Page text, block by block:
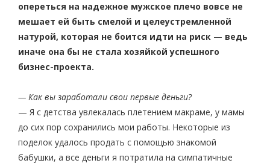
опереться на надежное мужское плечо вовсе не
мешает ей быть смелой и целеустремленной
натурой, которая не боится идти на риск — ведь
иначе она бы не стала хозяйкой успешного
бизнес-проекта.
— Как вы заработали свои первые деньги?
— Я с детства увлекалась плетением макраме, у мамы
до сих пор сохранились мои работы. Некоторые из
поделок удалось продать с помощью знакомой
бабушки, а все деньги я потратила на симпатичные